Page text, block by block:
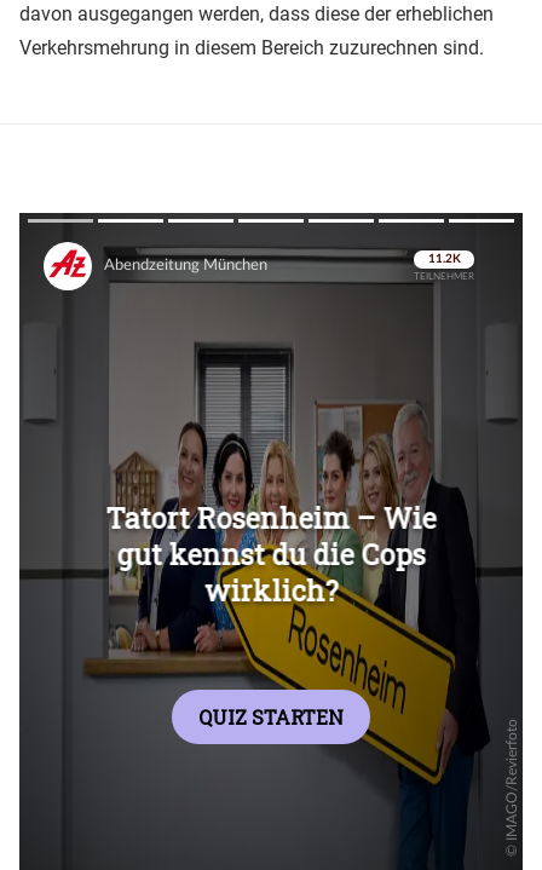
davon ausgegangen werden, dass diese der erheblichen
Verkehrsmehrung in diesem Bereich zuzurechnen sind.
Überspringen
Überspringen